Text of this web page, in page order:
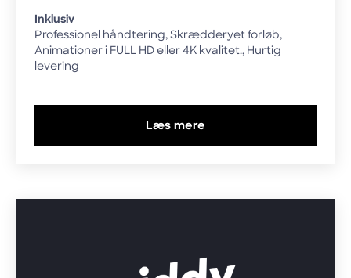
Inklusiv
Professionel håndtering, Skrædderyet forløb,
Animationer i FULL HD eller 4K kvalitet., Hurtig
levering
Læs mere